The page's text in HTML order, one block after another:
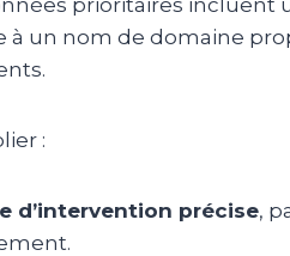
à un nom de domaine
:
d’intervention précise,